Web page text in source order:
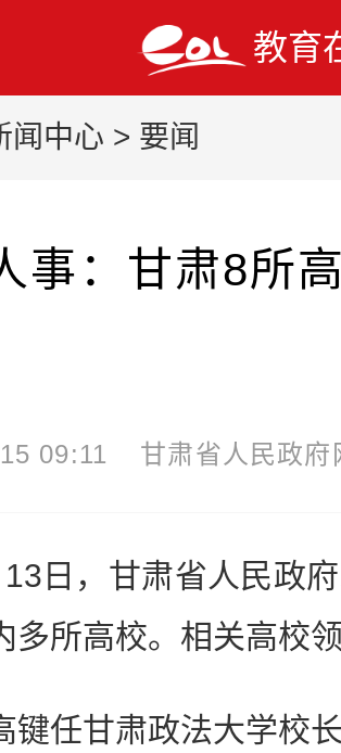
教育
闻中心 > 要闻
事：甘肃8所
09:11 甘肃省人民政府
，甘肃省人民政府
多所高校。相关高校
任甘肃政法大学校